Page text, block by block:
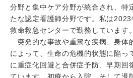
分野と集中ケア分野が統合され、特
たな認定看護師分野です。私は2023
救命救急センターで勤務しています。
突発的な事故や重篤な疾病、身体
によって、生命の危機的状態に陥っ
に重症化回避と合併症予防、早期回